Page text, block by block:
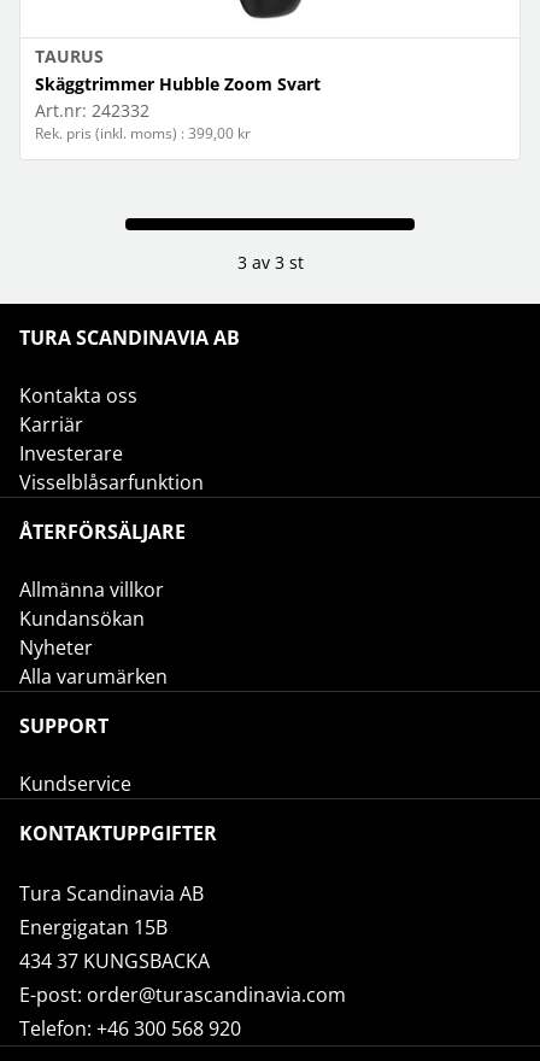
TAURUS
Skäggtrimmer Hubble Zoom Svart
Art.nr: 242332
Rek. pris (inkl. moms) : 399,00 kr
3 av 3 st
TURA SCANDINAVIA AB
Kontakta oss
Karriär
Investerare
Visselblåsarfunktion
ÅTERFÖRSÄLJARE
Allmänna villkor
Kundansökan
Nyheter
Alla varumärken
SUPPORT
Kundservice
KONTAKTUPPGIFTER
Tura Scandinavia AB
Energigatan 15B
434 37 KUNGSBACKA
E-post: order@turascandinavia.com
Telefon: +46 300 568 920